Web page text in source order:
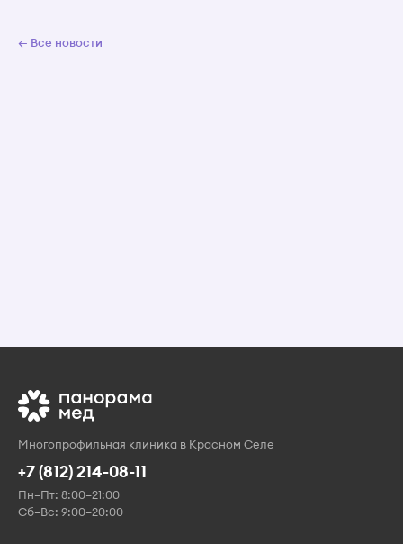
← Все новости
Многопрофильная клиника в Красном Селе
+7 (812) 214-08-11
Пн–Пт: 8:00–21:00
Сб–Вс: 9:00–20:00